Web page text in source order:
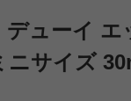
ューイ エ
ニサイズ